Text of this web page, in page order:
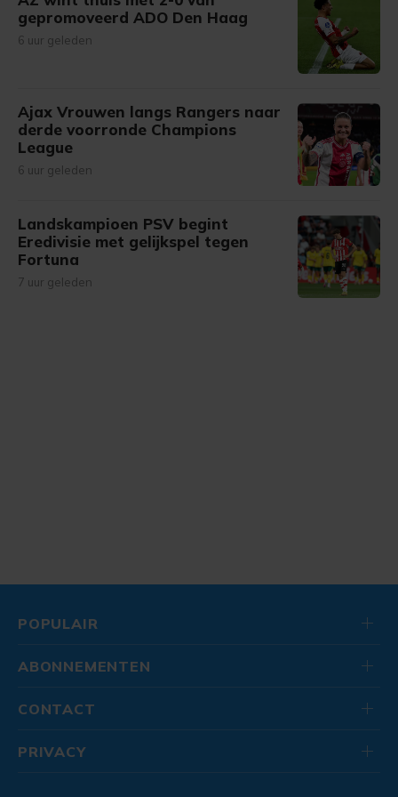
gepromoveerd ADO Den Haag
6 uur geleden
Ajax Vrouwen langs Rangers naar
derde voorronde Champions
League
6 uur geleden
Landskampioen PSV begint
Eredivisie met gelijkspel tegen
Fortuna
7 uur geleden
POPULAIR
ABONNEMENTEN
CONTACT
PRIVACY